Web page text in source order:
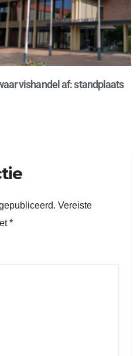
vishandel af: standplaats
Vereiste
*